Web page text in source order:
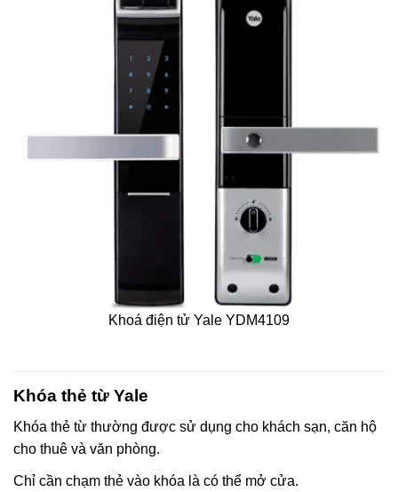
Khoá điện tử Yale YDM4109
Khóa thẻ từ Yale
Khóa thẻ từ thường được sử dụng cho khách sạn, căn hộ
cho thuê và văn phòng.
Chỉ cần chạm thẻ vào khóa là có thể mở cửa.